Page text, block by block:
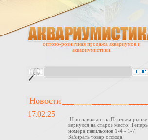
оптово-розничная продажа аквариумов и
аквариумистики.
Новости
17.02.25
Наш павильон на Птичьем рынке
вернулся на старое место. Теперь
номера павильонов 1-4 - 1-7.
Забирать товар отсюда.